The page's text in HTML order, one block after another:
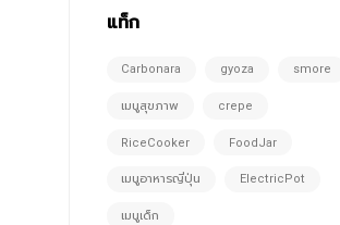
แท็ก
Carbonara gyoza smore
เมนูสุขภาพ crepe
RiceCooker FoodJar
เมนูอาหารญี่ปุ่น ElectricPot
เมนูเด็ก